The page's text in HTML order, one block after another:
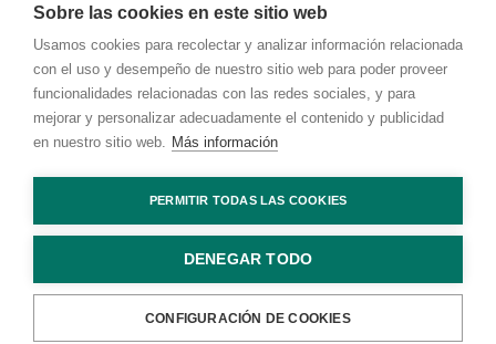
© 2023 Talking with Cambridge. All rights reserved Digital
Marketing byAdlibweb
Sobre las cookies en este sitio web
Usamos cookies para recolectar y analizar información relacionada
con el uso y desempeño de nuestro sitio web para poder proveer
funcionalidades relacionadas con las redes sociales, y para
mejorar y personalizar adecuadamente el contenido y publicidad
en nuestro sitio web. Más información
PERMITIR TODAS LAS COOKIES
DENEGAR TODO
CONFIGURACIÓN DE COOKIES